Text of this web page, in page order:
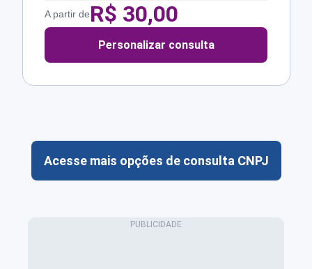
A partir deR$ 30,00
Personalizar consulta
Acesse mais opções de consulta CNPJ